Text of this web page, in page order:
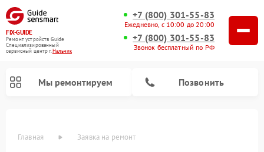
FIX-GUIDE
Ремонт устройств Guide
Специализированный
cервисный центр г.Нальчик
+7 (800) 301-55-83
Ежедневно, с 10:00 до 20:00
+7 (800) 301-55-83
Звонок бесплатный по РФ
Мы ремонтируем Позвонить
Главная Заявка на ремонт